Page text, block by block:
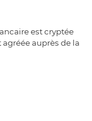
est cryptée
auprès de la